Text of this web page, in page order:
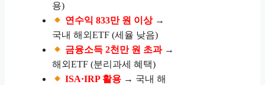
용)
연수익 833만 원 이상→
국내 해외ETF (세율 낮음)
금융소득 2천만 원 초과→
해외ETF (분리과세 혜택)
ISA·IRP 활용 → 국내 해